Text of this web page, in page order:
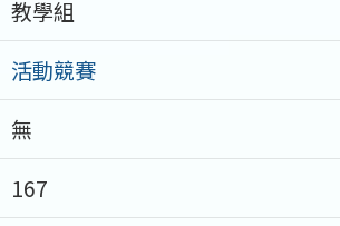
教學組
活動競賽
無
167